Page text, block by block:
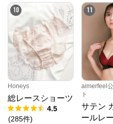
10
Honeys
総レースショーツ
4.5
(285件)
11
aimerfeel
ト
サテン
ールレ
N.O.R.C (ノーク)、
ダ) 、ATSURO TAYAMA
ALPHA CUBIC (アルファ
(デコイ)、Petit Honfleur (
DERMASHARE (ダーマ
大人女子ブランドを中心
インナップ。
レディースファッション
豊かにするオリジナルア